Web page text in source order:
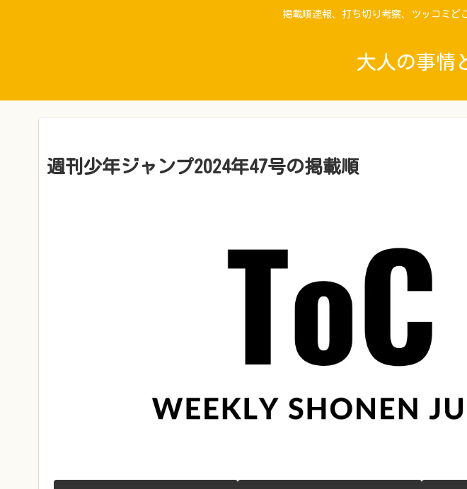
掲載順速報、打ち切り考察、ツッコミ
大人の事情
週刊少年ジャンプ2024年47号の掲載順